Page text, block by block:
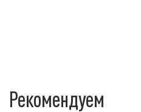
Рекомендуем